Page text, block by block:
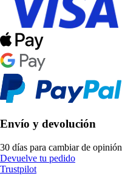
Envío y devolución
30 días para cambiar de opinión
Devuelve tu pedido
Trustpilot